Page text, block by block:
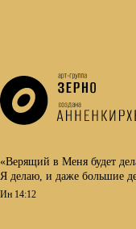
«Верящий в Меня будет
Я делаю, и даже большие
Ин 14:12